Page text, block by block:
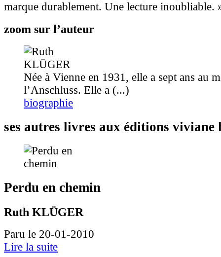
marque durablement. Une lecture inoubliable.
zoom sur l’auteur
Née à Vienne en 1931, elle a sept ans au
l’Anschluss. Elle a (...)
biographie
ses autres livres aux éditions viviane
Perdu en chemin
Ruth KLÜGER
Paru le 20-01-2010
Lire la suite